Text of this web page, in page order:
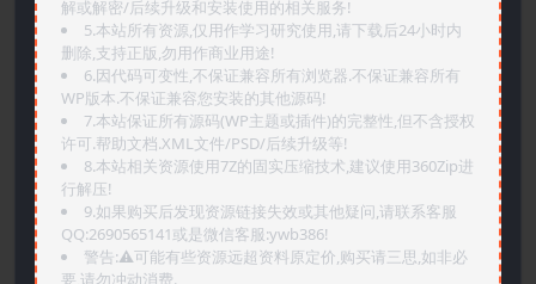
解或解密/后续升级和安装使用的相关服务!
5.本站所有资源,仅用作学习研究使用,请下载后24小时内
删除,支持正版,勿用作商业用途!
6.因代码可变性,不保证兼容所有浏览器.不保证兼容所有
WP版本.不保证兼容您安装的其他源码!
7.本站保证所有源码(WP主题或插件)的完整性,但不含授权
许可.帮助文档.XML文件/PSD/后续升级等!
8.本站相关资源使用7Z的固实压缩技术,建议使用360Zip进
行解压!
9.如果购买后发现资源链接失效或其他疑问,请联系客服
QQ:2690565141或是微信客服:ywb386!
警告:⚠️可能有些资源远超资料原定价,购买请三思,如非必
要,请勿冲动消费.